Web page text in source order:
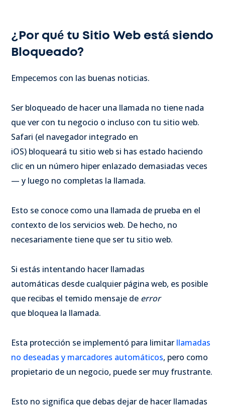
¿ Por qué tu Sitio Web está siendo
Bloqueado?
Empecemos con las buenas noticias.
Ser bloqueado de hacer una llamada no tiene nada
que ver con tu negocio o incluso con tu sitio web.
Safari (el navegador integrado en
iOS) bloqueará tu sitio web si has estado haciendo
clic en un número hiper enlazado demasiadas veces
— y luego no completas la llamada.
Esto se conoce como una llamada de prueba en el
contexto de los servicios web. De hecho, no
necesariamente tiene que ser tu sitio web.
Si estás intentando hacer llamadas
automáticas desde cualquier página web, es posible
que recibas el temido mensaje de error
que bloquea la llamada.
Esta protección se implementó para limitar llamadas
no deseadas y marcadores automáticos, pero como
propietario de un negocio, puede ser muy frustrante.
Esto no significa que debas dejar de hacer llamadas